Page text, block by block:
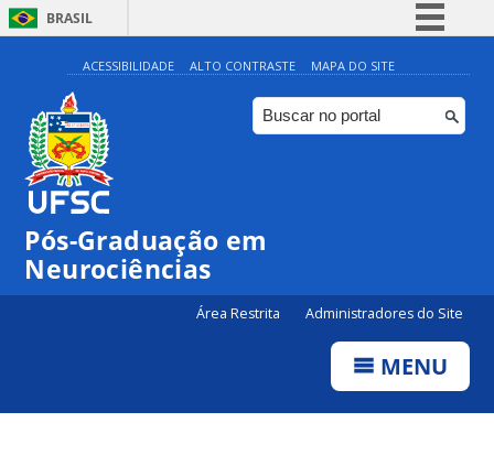
BRASIL
Simplifique!
Comunica BR
Participe
ACESSIBILIDADE ALTO CONTRASTE MAPA DO SITE
Pós-Graduação em
Neurociências
Área Restrita Administradores do Site
MENU